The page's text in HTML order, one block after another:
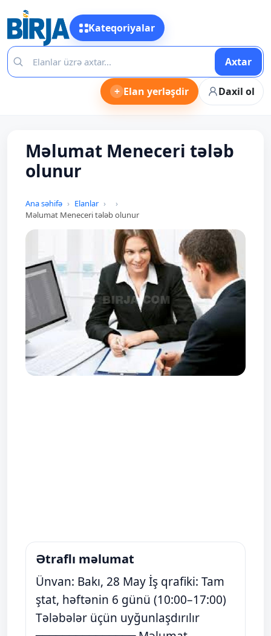
Kateqoriyalar
Axtar
+ Elan yerləşdir Daxil ol
Məlumat Meneceri tələb
olunur
Ana səhifə
Elanlar
Məlumat Meneceri tələb olunur
Ətraflı məlumat
Ünvan: Bakı, 28 May İş qrafiki: Tam
ştat, həftənin 6 günü (10:00–17:00)
Tələbələr üçün uyğunlaşdırılır